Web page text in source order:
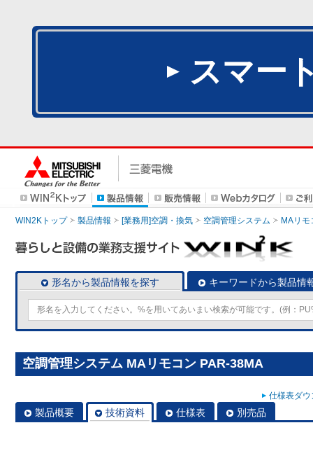
スマー
WIN2Kトップ 製品情報 [業務用]空調・換気 空調管理システム MAリモ
形名から製品情報を探す キーワードから製品情
空調管理システム MAリモコン PAR-38MA
仕様表ダ
製品概要 技術資料 仕様表 別売品